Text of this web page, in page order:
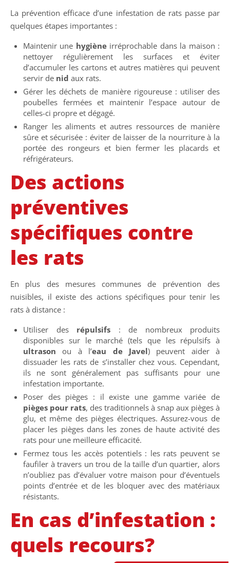
La prévention efficace d’une infestation de rats passe par
quelques étapes importantes :
Maintenir une hygièneirréprochable dans la maison :
nettoyer régulièrement les surfaces et éviter
d’accumuler les cartons et autres matières qui peuvent
servir de nid aux rats.
Gérer les déchets de manière rigoureuse : utiliser des
poubelles fermées et maintenir l’espace autour de
celles-ci propre et dégagé.
Ranger les aliments et autres ressources de manière
sûre et sécurisée : éviter de laisser de la nourriture à la
portée des rongeurs et bien fermer les placards et
réfrigérateurs.
Des actions
préventives
spécifiques contre
les rats
En plus des mesures communes de prévention des
nuisibles, il existe des actions spécifiques pour tenir les
rats à distance :
Utiliser des répulsifs : de nombreux produits
disponibles sur le marché (tels que les répulsifs à
ultrason ou à l’eau de Javel) peuvent aider à
dissuader les rats de s’installer chez vous. Cependant,
ils ne sont généralement pas suffisants pour une
infestation importante.
Poser des pièges : il existe une gamme variée de
pièges pour rats, des traditionnels à snap aux pièges à
glu, et même des pièges électriques. Assurez-vous de
placer les pièges dans les zones de haute activité des
rats pour une meilleure efficacité.
Fermez tous les accès potentiels : les rats peuvent se
faufiler à travers un trou de la taille d’un quartier, alors
n’oubliez pas d’évaluer votre maison pour d’éventuels
points d’entrée et de les bloquer avec des matériaux
résistants.
En cas d’infestation :
quels recours?